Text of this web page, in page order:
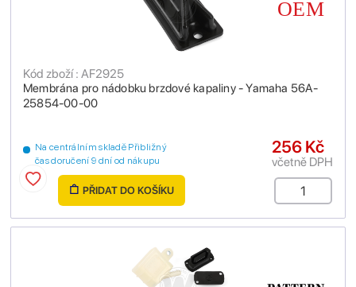
Membrána pro nádobku brzdové kapaliny - Yamaha 56A-
25854-00-00
Kód zboží : AF2925
Na centrálním skladě Přibližný
čas doručení 9 dní od nákupu
256 Kč
včetně DPH
PŘIDAT DO KOŠÍKU